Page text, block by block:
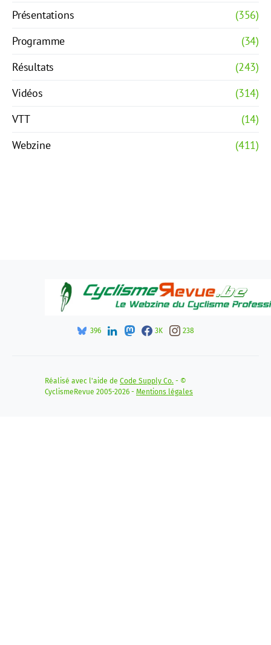
Présentations
(356)
Programme
(34)
Résultats
(243)
Vidéos
(314)
VTT
(14)
Webzine
(411)
396 3K 238
Réalisé avec l'aide de Code Supply Co. - ©
CyclismeRevue 2005-2026 - Mentions légales